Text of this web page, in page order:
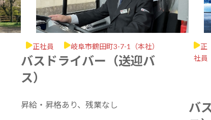
正社員 岐阜市鶴田町3-7-1（本社）
バスドライバー（送迎バ
ス）
昇給・昇格あり、残業なし
正
社員
バ